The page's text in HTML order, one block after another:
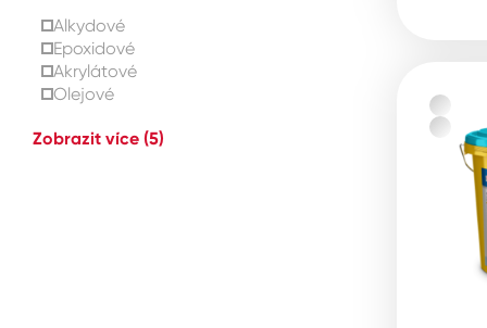
Alkydové
Epoxidové
Akrylátové
Olejové
Zobrazit více (5)